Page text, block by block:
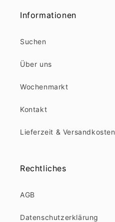
Informationen
Suchen
Über uns
Wochenmarkt
Kontakt
Lieferzeit & Versandkosten
Rechtliches
AGB
Datenschutzerklärung